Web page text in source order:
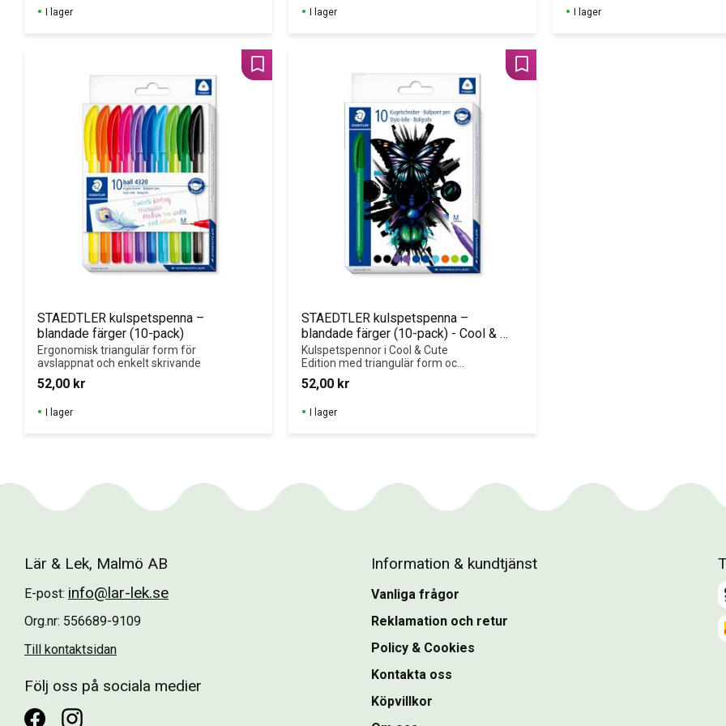
I lager I lager I lager
STAEDTLER kulspetspenna –
blandade färger (10-pack)
Ergonomisk triangulär form för
avslappnat och enkelt skrivande
52,00 kr
Lägg till i favoriter
I lager
STAEDTLER kulspetspenna –
blandade färger (10-pack) - Cool &
Cute Edition
Kulspetspennor i Cool & Cute
Edition med triangulär form och
10 blandade färger.
52,00 kr
Lägg till i favoriter
I lager
Lär & Lek, Malmö AB
E-post: info@lar-lek.se
Org.nr: 556689-9109
Till kontaktsidan
Följ oss på sociala medier
Information & kundtjänst
Vanliga frågor
Reklamation och retur
Policy & Cookies
Kontakta oss
Köpvillkor